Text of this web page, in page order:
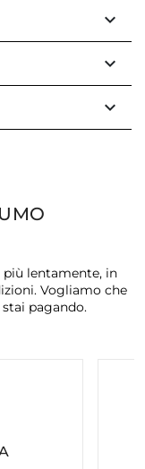
keyboard_arrow_down
keyboard_arrow_down
keyboard_arrow_down
lentamente, in
Vogliamo che
pagando.